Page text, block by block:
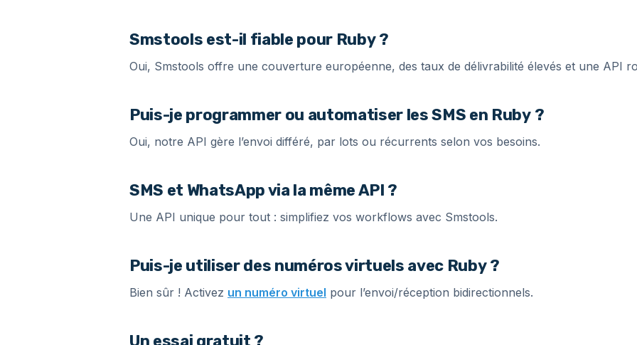
Smstools est-il fiable pour Ruby ?
Oui, Smstools offre une couverture européenne, des taux de délivrabilité élevés et une API
Puis-je programmer ou automatiser les SMS en Ruby ?
Oui, notre API gère l’envoi différé, par lots ou récurrents selon vos besoins.
SMS et WhatsApp via la même API ?
Une API unique pour tout : simplifiez vos workflows avec Smstools.
Puis-je utiliser des numéros virtuels avec Ruby ?
Bien sûr ! Activez un numéro virtuel pour l’envoi/réception bidirectionnels.
Un essai gratuit ?